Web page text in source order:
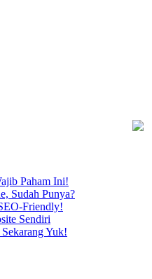
Paham Ini!
Sudah Punya?
Friendly!
Sendiri
Yuk!